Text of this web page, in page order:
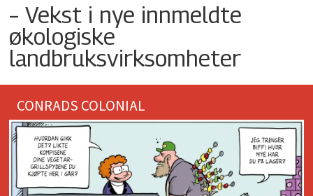
– Vekst i nye innmeldte
økologiske
landbruksvirksomheter
CONRADS COLONIAL